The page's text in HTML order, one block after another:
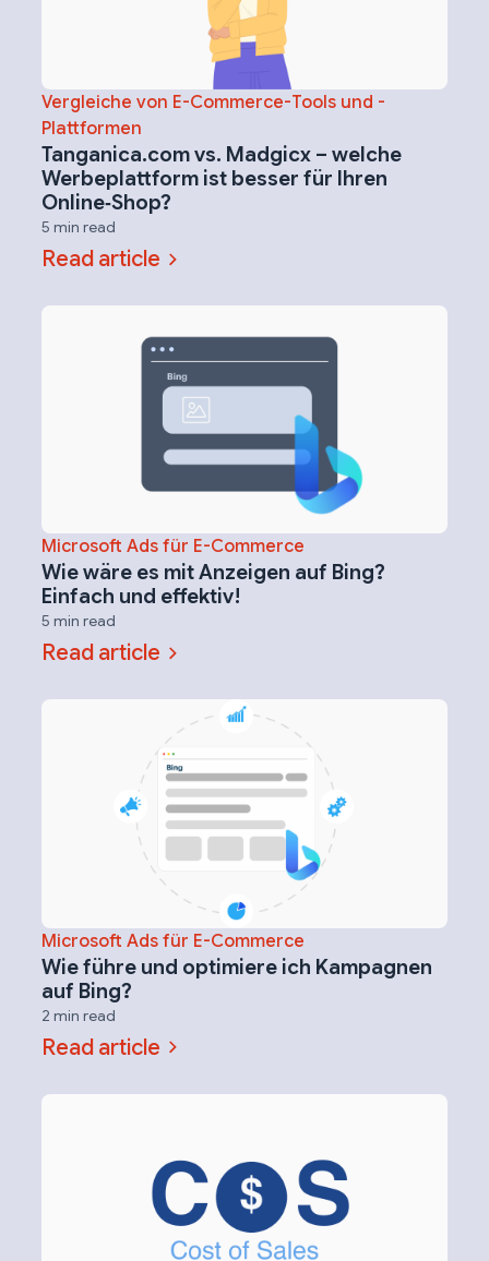
Vergleiche von E-Commerce-Tools und -
Plattformen
Tanganica.com vs. Madgicx – welche
Werbeplattform ist besser für Ihren
Online‑Shop?
5 min read
Read article
Microsoft Ads für E-Commerce
Wie wäre es mit Anzeigen auf Bing?
Einfach und effektiv!
5 min read
Read article
Microsoft Ads für E-Commerce
Wie führe und optimiere ich Kampagnen
auf Bing?
2 min read
Read article